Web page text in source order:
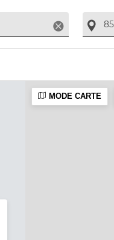
Supprimer
MODE CARTE